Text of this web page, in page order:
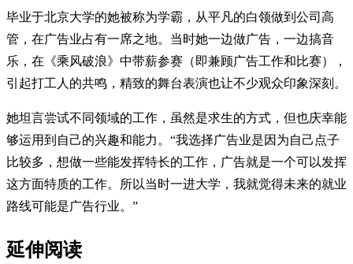
毕业于北京大学的她被称为学霸，从平凡的白领做到公司高
管，在广告业占有一席之地。当时她一边做广告，一边搞音
乐，在《乘风破浪》中带薪参赛（即兼顾广告工作和比赛），
引起打工人的共鸣，精致的舞台表演也让不少观众印象深刻。
她坦言尝试不同领域的工作，虽然是求生的方式，但也庆幸能
够运用到自己的兴趣和能力。“我选择广告业是因为自己点子
比较多，想做一些能发挥特长的工作，广告就是一个可以发挥
这方面特质的工作。所以当时一进大学，我就觉得未来的就业
路线可能是广告行业。”
延伸阅读